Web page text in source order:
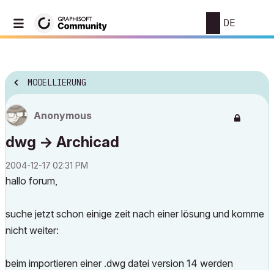
DE
MODELLIERUNG
Anonymous
dwg -> Archicad
‎2004-12-17 02:31 PM
hallo forum,
suche jetzt schon einige zeit nach einer lösung und komme
nicht weiter:
beim importieren einer .dwg datei version 14 werden